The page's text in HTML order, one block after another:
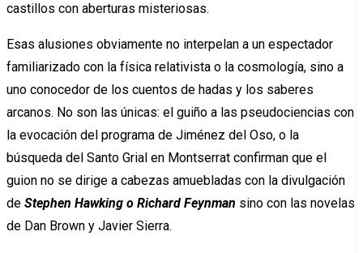
castillos con aberturas misteriosas.
Esas alusiones obviamente no interpelan a un espectador
familiarizado con la física relativista o la cosmología, sino a
uno conocedor de los cuentos de hadas y los saberes
arcanos. No son las únicas: el guiño a las pseudociencias con
la evocación del programa de Jiménez del Oso, o la
búsqueda del Santo Grial en Montserrat confirman que el
guion no se dirige a cabezas amuebladas con la divulgación
de Stephen Hawking o Richard Feynman sino con las novelas
de Dan Brown y Javier Sierra.